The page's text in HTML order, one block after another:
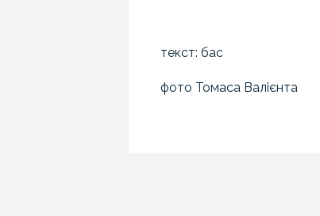
текст: бас
фото Томаса Валієнта